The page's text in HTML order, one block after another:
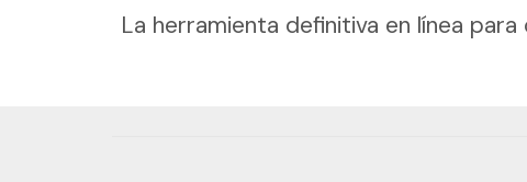
La herramienta definitiva en línea